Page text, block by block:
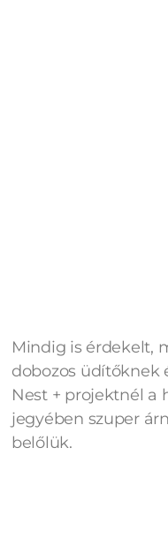
Mindig is érdekelt,
dobozos üdítőknek
Nest + projektnél a
jegyében szuper
belőlük.